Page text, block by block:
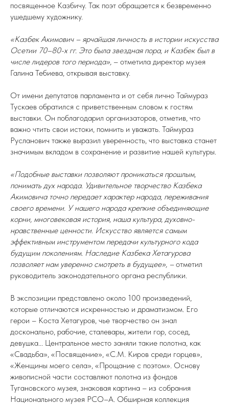
посвященное Казбичу. Так поэт обращается к безвременно
ушедшему художнику.
«Казбек Акимович – ярчайшая личность в истории искусства
Осетии 70–80-х гг. Это была звездная пора, и Казбек был в
числе лидеров того периода», – отметила директор музея
Галина Тебиева, открывая выставку.
От имени депутатов парламента и от себя лично Таймураз
Тускаев обратился с приветственным словом к гостям
выставки. Он поблагодарил организаторов, отметив, что
важно чтить свои истоки, помнить и уважать. Таймураз
Русланович также выразил уверенность, что выставка станет
значимым вкладом в сохранение и развитие нашей культуры.
«Подобные выставки позволяют проникаться прошлым,
понимать дух народа. Удивительное творчество Казбека
Акимовича точно передает характер народа, переживания
своего времени. У нашего народа крепкие объединяющие
корни, многовековая история, наша культура, духовно-
нравственные ценности. Искусство является самым
эффективным инструментом передачи культурного кода
будущим поколениям. Наследие Казбека Хетагурова
позволяет нам уверенно смотреть в будущее», –отметил
руководитель законодательного органа республики.
В экспозиции представлено около 100 произведений,
которые отличаются искренностью и драматизмом. Его
герои – Коста Хетагуров, чье творчество он знал
досконально, рабочие, сталевары, жители гор, сосед,
девушка... Центральное место заняли такие полотна, как
«Свадьба», «Посвящение», «С.М. Киров среди горцев»,
«Женщины моего села», «Прощание с поэтом». Основу
живописной части составляют полотна из фондов
Тугановского музея, знаковая картина – из собрания
Национального музея РСО–А. Обширная коллекция